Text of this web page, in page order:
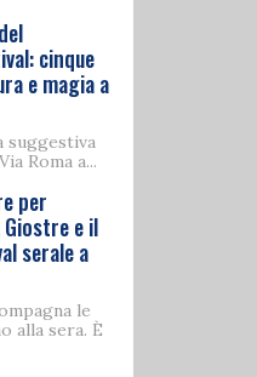
cinque
e magia a
suggestiva
Roma a...
per
Giostre e il
serale a
le
alla sera. È